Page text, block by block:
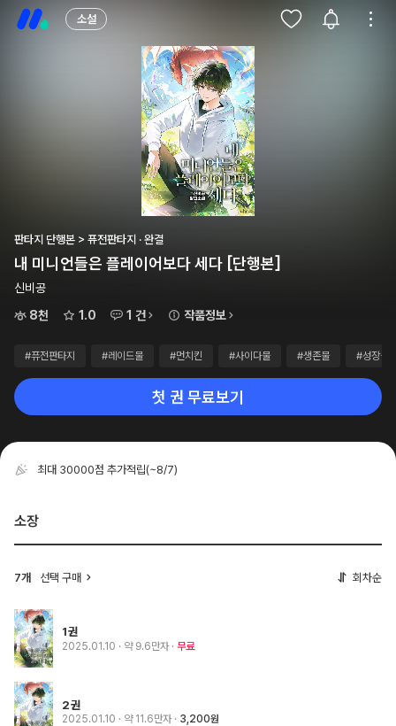
소설
판타지 단행본 > 퓨전판타지 · 완결
내 미니언들은 플레이어보다 세다 [단행본]
신비공
8천
1.0 1 건 작품정보
#퓨전판타지 #레이드물 #먼치킨 #사이다물 #생존물 #성장물
첫 권 무료보기
최대 30000점 추가적립(~8/7)
소장
7개 선택 구매 회차순
1권
2025.01.10 · 약 9.6만자 무료
2권
2025.01.10 · 약 11.6만자 3,200원